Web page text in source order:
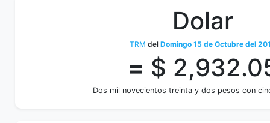
Dolar
TRM del Domingo 15 de Octubre del
= $
Dos mil novecientos treinta y dos pesos con